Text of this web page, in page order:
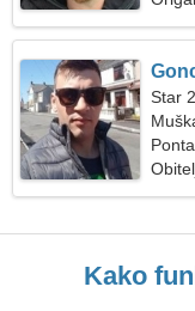
Star
Kako